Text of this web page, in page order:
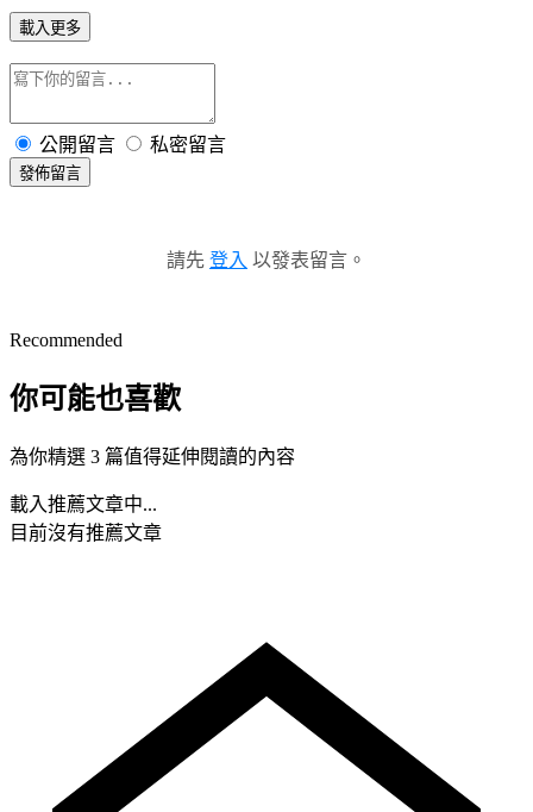
載入更多
公開留言 私密留言
發佈留言
請先 登入 以發表留言。
Recommended
你可能也喜歡
為你精選 3 篇值得延伸閱讀的內容
載入推薦文章中...
目前沒有推薦文章